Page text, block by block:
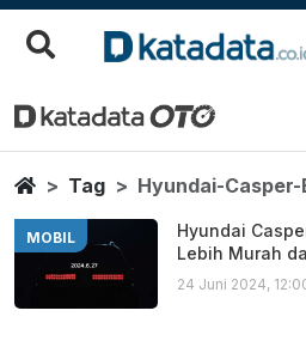
Hyundai Casper
Berita Terbaru
HomeTag Hyundai-Casper-
MOBIL
Hyundai
Lebih Murah
24 Juni 2024,